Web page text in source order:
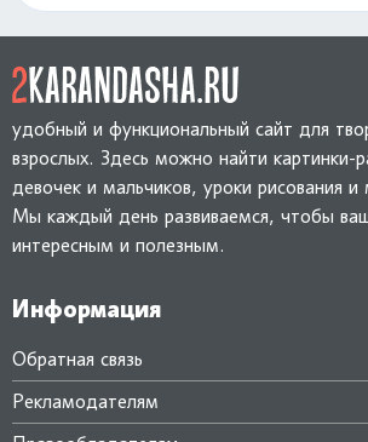
удобный и функциональный сайт для
взрослых. Здесь можно найти картинки-
девочек и мальчиков, уроки рисования и
Мы каждый день развиваемся, чтобы
интересным и полезным.
Информация
Обратная связь
Рекламодателям